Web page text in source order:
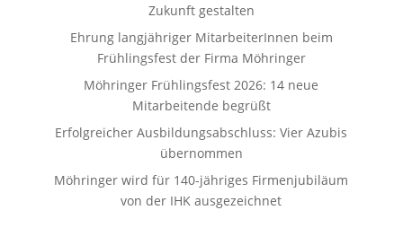
Zukunft gestalten
Ehrung langjähriger MitarbeiterInnen beim
Frühlingsfest der Firma Möhringer
Möhringer Frühlingsfest 2026: 14 neue
Mitarbeitende begrüßt
Erfolgreicher Ausbildungsabschluss: Vier Azubis
übernommen
Möhringer wird für 140-jähriges Firmenjubiläum
von der IHK ausgezeichnet